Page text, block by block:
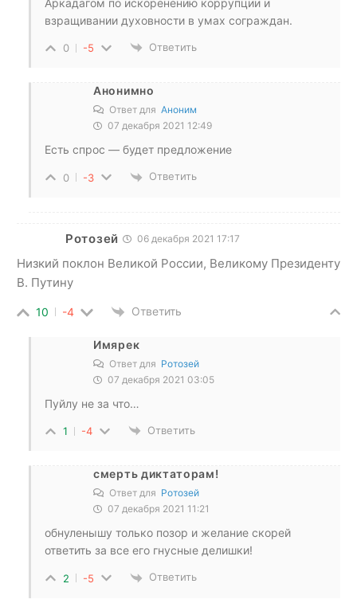
взращивании духовности в умах сограждан.
0 -5 Ответить
Анонимно
Ответ для Аноним
07 декабря 2021 12:49
Есть спрос — будет предложение
0 -3 Ответить
Ротозей 06 декабря 2021 17:17
Низкий поклон Великой России, Великому Президенту
В. Путину
10 -4 Ответить
Имярек
Ответ для Ротозей
07 декабря 2021 03:05
Пуйлу не за что…
1 -4 Ответить
смерть диктаторам!
Ответ для Ротозей
07 декабря 2021 11:21
обнуленышу только позор и желание скорей
ответить за все его гнусные делишки!
2 -5 Ответить